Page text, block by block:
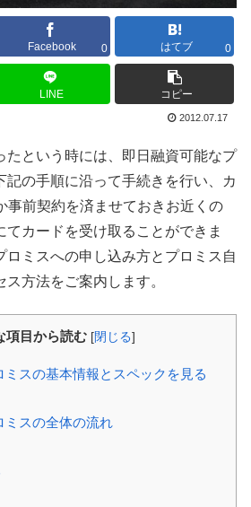
Facebook 0 はてブ 0
LINE コピー
2012.07.17
たという時には、即日融資可能なプ
記の手順に沿って手続きを行い、カ
事前契約を済ませておきお近くの
てカードを受け取ることができま
ロミスへの申し込み方とプロミス自
方法をご案内します。
項目から読む [閉じる]
ミスの基本情報とスペックを見る
ミスの全体の流れ